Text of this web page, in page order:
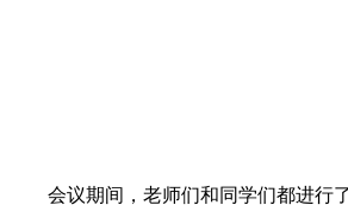
会议期间，老师们和同学们都进行